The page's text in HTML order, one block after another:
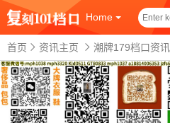
Home
首页 资讯主页 潮牌179档口资讯